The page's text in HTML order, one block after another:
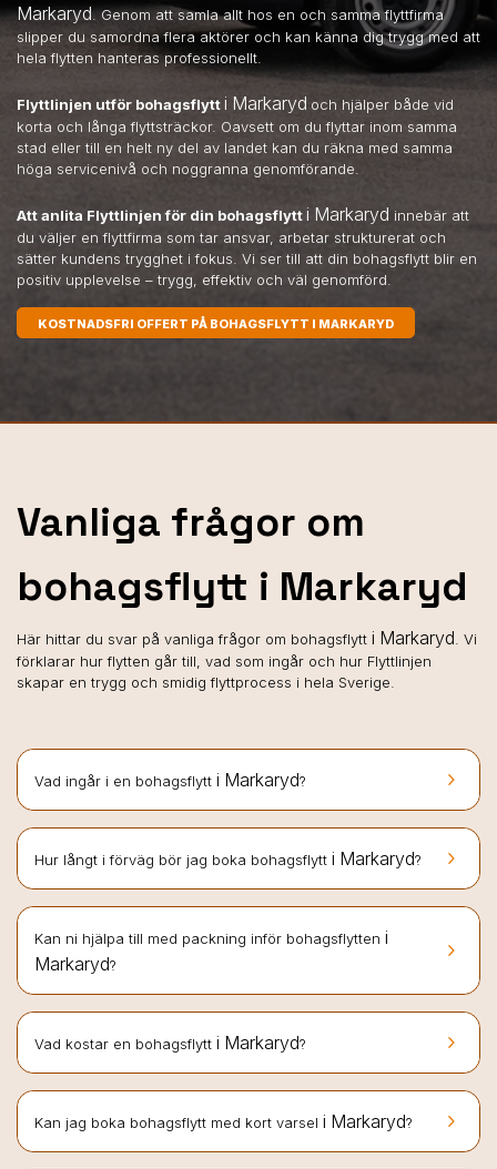
Markaryd. Genom att samla allt hos en och samma flyttfirma
slipper du samordna flera aktörer och kan känna dig trygg med att
hela flytten hanteras professionellt.
Flyttlinjen utför bohagsflytti Markaryd och hjälper både vid
korta och långa flyttsträckor. Oavsett om du flyttar inom samma
stad eller till en helt ny del av landet kan du räkna med samma
höga servicenivå och noggranna genomförande.
Att anlita Flyttlinjen för din bohagsflytti Markaryd innebär att
du väljer en flyttfirma som tar ansvar, arbetar strukturerat och
sätter kundens trygghet i fokus. Vi ser till att din bohagsflytt blir en
positiv upplevelse – trygg, effektiv och väl genomförd.
KOSTNADSFRI OFFERT PÅ BOHAGSFLYTT I MARKARYD
Vanliga frågor om
bohagsflytt i Markaryd
Här hittar du svar på vanliga frågor om bohagsflytt i Markaryd . Vi
förklarar hur flytten går till, vad som ingår och hur Flyttlinjen
skapar en trygg och smidig flyttprocess i hela Sverige.
keyboard_arrow_right
Vad ingår i en bohagsflytt i Markaryd?
keyboard_arrow_right
Hur långt i förväg bör jag boka bohagsflytt i Markaryd?
keyboard_arrow_right
Kan ni hjälpa till med packning inför bohagsflytten i
Markaryd?
keyboard_arrow_right
Vad kostar en bohagsflytt i Markaryd?
keyboard_arrow_right
Kan jag boka bohagsflytt med kort varsel i Markaryd?